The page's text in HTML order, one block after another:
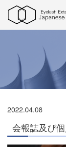
2022.04.08
会報誌及び